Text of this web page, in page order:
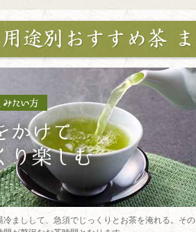
冷ましして、急須でじっくりとお茶を淹れる。その